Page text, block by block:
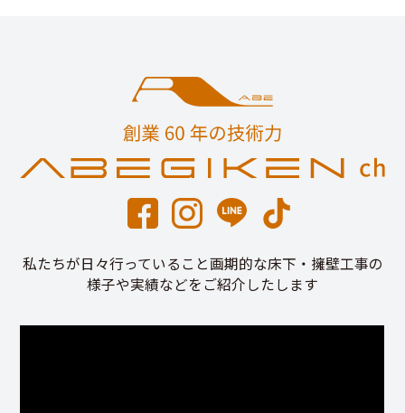
私たちが日々行っていること画期的な床下・擁壁工事の
様子や実績などをご紹介したします